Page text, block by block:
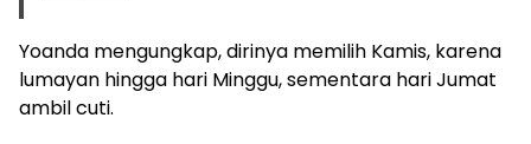
Yoanda mengungkap, dirinya memilih Kamis, karena
lumayan hingga hari Minggu, sementara hari Jumat
ambil cuti.